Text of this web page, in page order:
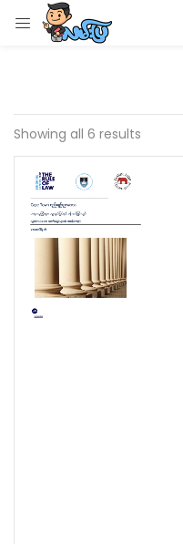
Showing all 6 results
LOGIN
Remember me
Lost password?